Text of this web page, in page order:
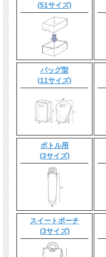
(51サイズ)
バッグ型
(11サイズ)
ボトル用
(3サイズ)
スイートポーチ
(3サイズ)